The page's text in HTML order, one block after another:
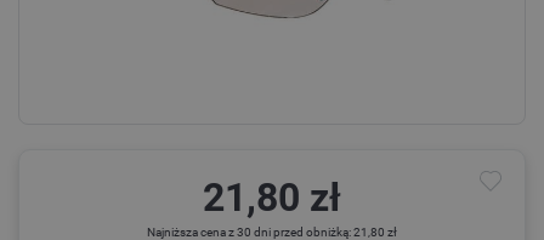
21,80 zł
Najniższa cena z 30 dni przed obniżką: 21,80 zł